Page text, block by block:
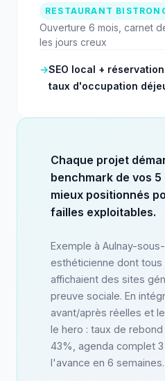
RESTAURANT
Ouverture 6 mois, carnet
les jours creux
→SEO local +
taux d'occupation
Chaque projet
benchmark de vos
mieux positionnés
failles exploitables.
Exemple à Aulnay-
esthéticienne dont tous
affichaient des sites
preuve sociale. En
avant/après réelles et
le hero : taux de
43%, agenda complet
l'avance en 6 semaines.